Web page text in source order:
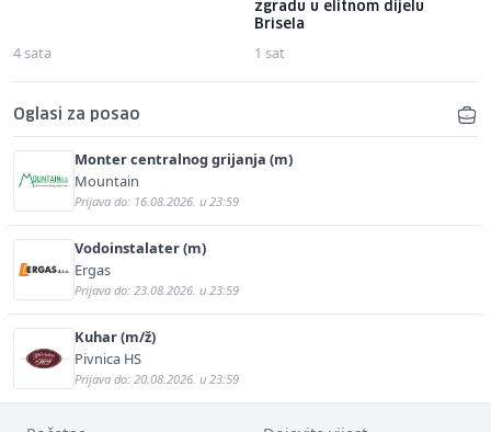
4 sata
zgradu u elitnom dijelu
Brisela
1 sat
Oglasi za posao
Monter centralnog grijanja (m)
Mountain
Prijava do: 16.08.2026. u 23:59
Vodoinstalater (m)
Ergas
Prijava do: 23.08.2026. u 23:59
Kuhar (m/ž)
Pivnica HS
Prijava do: 20.08.2026. u 23:59